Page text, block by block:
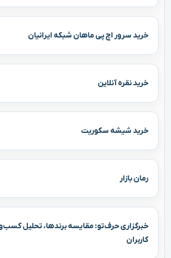
خرید سرور اچ پی ماهان شبکه ایرانیان
خرید نقره آنلاین
خرید شیشه سکوریت
رمان بازار
خبرگزاری حرف‌تو: مقایسه برندها، تحلیل
کاربران